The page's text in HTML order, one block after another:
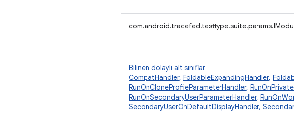
Bilinen dolaylı alt sınıflar
CompatHandler, FoldableExpandingHandler,
RunOnCloneProfileParameterHandler,
RunOnSecondaryUserParameterHandler,
SecondaryUserOnDefaultDisplayHandler,